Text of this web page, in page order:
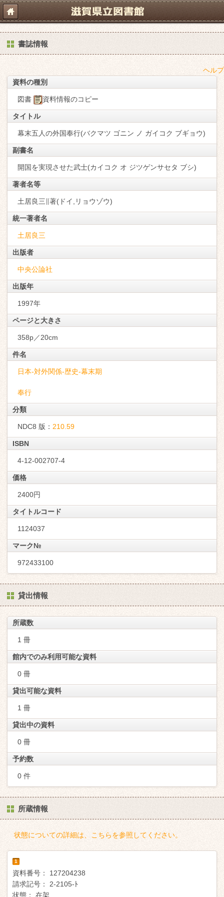
書誌情報
ヘルプ
資料の種別
図書 資料情報のコピー
タイトル
幕末五人の外国奉行(バクマツ ゴニン ノ ガイコク ブギョウ)
副書名
開国を実現させた武士(カイコク オ ジツゲンサセタ ブシ)
著者名等
土居良三∥著(ドイ,リョウゾウ)
統一著者名
土居良三
出版者
中央公論社
出版年
1997年
ページと大きさ
358p／20cm
件名
日本-対外関係-歴史-幕末期
奉行
分類
NDC8 版： 210.59
ISBN
4-12-002707-4
価格
2400円
タイトルコード
1124037
マーク№
972433100
貸出情報
所蔵数
1 冊
館内でのみ利用可能な資料
0 冊
貸出可能な資料
1 冊
貸出中の資料
0 冊
予約数
0 件
所蔵情報
状態についての詳細は、こちらを参照してください。
1
資料番号：
127204238
請求記号：
2-2105-ﾄ
状態：
在架